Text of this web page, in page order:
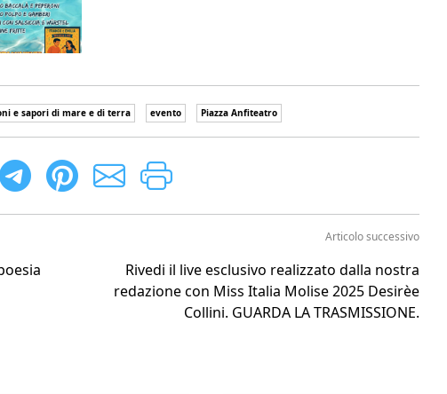
e sapori di mare e di terra evento Piazza Anfiteatro
Articolo successivo
Rivedi il live esclusivo realizzato dalla nostra
redazione con Miss Italia Molise 2025 Desirèe
Collini. GUARDA LA TRASMISSIONE.